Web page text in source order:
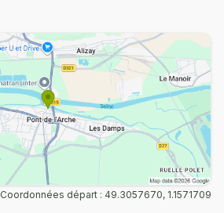
Coordonnées départ : 49.3057670, 1.1571709